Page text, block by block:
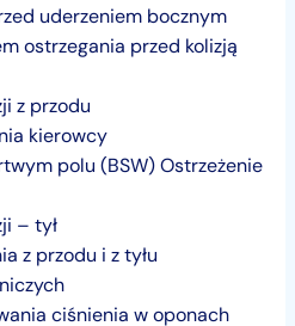
uderzeniem bocznym
ostrzegania przed kolizją
z przodu
kierowcy
polu (BSW) Ostrzeżenie
– tył
z przodu i z tyłu
ciśnienia w oponach